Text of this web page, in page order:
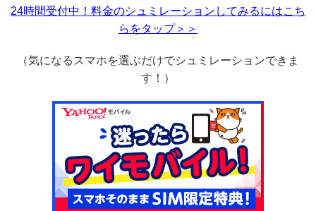
24時間受付中！料金のシュミレーションしてみるにはこち
らをタップ＞＞
（気になるスマホを選ぶだけでシュミレーションできま
す！）